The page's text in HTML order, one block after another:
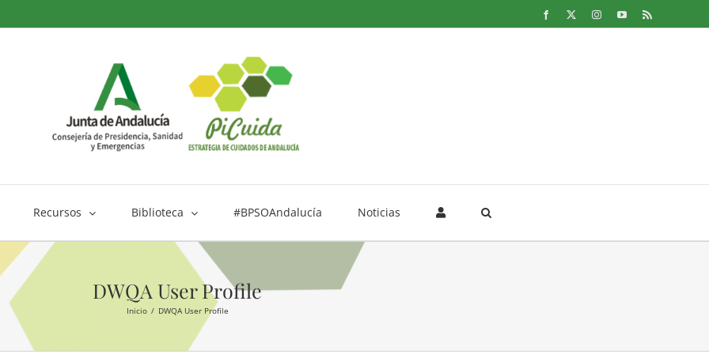
Facebook InstagramYouTubeRss
Recursos Biblioteca #BPSOAndalucía Noticias
DWQA User Profile
Inicio DWQA User Profile